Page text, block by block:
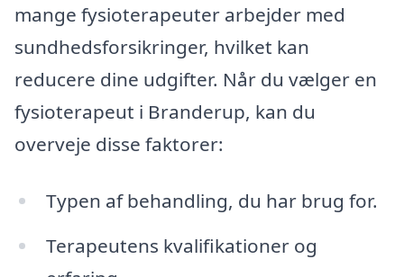
mange fysioterapeuter arbejder med
sundhedsforsikringer, hvilket kan
reducere dine udgifter. Når du vælger en
fysioterapeut i Branderup, kan du
overveje disse faktorer:
Typen af behandling, du har brug for.
Terapeutens kvalifikationer og